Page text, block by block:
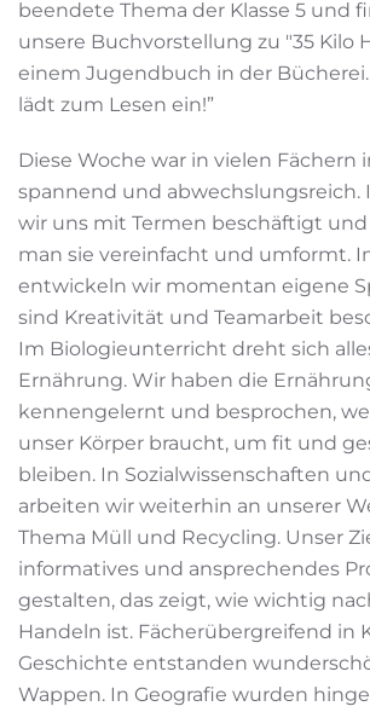
beendete Thema der Klasse 5 und
unsere Buchvorstellung zu "35 Kilo
einem Jugendbuch in der Bücherei.
lädt zum Lesen ein!”
Diese Woche war in vielen Fächern
spannend und abwechslungsreich.
wir uns mit Termen beschäftigt
man sie vereinfacht und umformt.
entwickeln wir momentan eigene
sind Kreativität und Teamarbeit
Im Biologieunterricht dreht sich
Ernährung. Wir haben die
kennengelernt und besprochen,
unser Körper braucht, um fit und
bleiben. In Sozialwissenschaften
arbeiten wir weiterhin an unserer
Thema Müll und Recycling. Unser
informatives und ansprechendes
gestalten, das zeigt, wie wichtig
Handeln ist. Fächerübergreifend in
Geschichte entstanden
Wappen. In Geografie wurden